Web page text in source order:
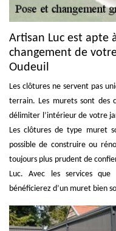
Artisan Luc est apte
changement de
Oudeuil
Les clôtures ne servent pas
terrain. Les murets sont des
délimiter l’intérieur de votre
Les clôtures de type muret
possible de construire ou
toujours plus prudent de
Luc. Avec les services
bénéficierez d’un muret bien